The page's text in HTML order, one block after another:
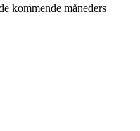
kommende måneders